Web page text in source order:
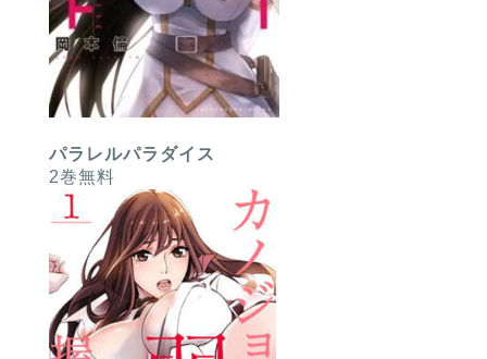
パラレルパラダイス
2巻無料